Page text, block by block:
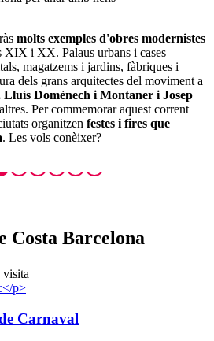
molts exemples d'obres modernistes
XIX i XX. Palaus urbans i cases
magatzems i jardins, fàbriques i
dels grans arquitectes del moviment a
Domènech i Montaner i Josep
Per commemorar aquest corrent
organitzen festes i fires que
. Les vols conèixer?
Costa Barcelona
visita
Carnaval